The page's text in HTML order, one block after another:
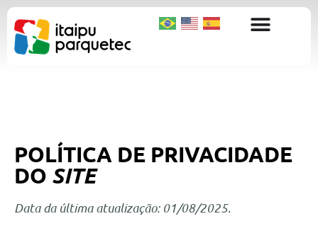
POLÍTICA DE PRIVACIDADE
DO SITE
Data da última atualização: 01/08/2025.